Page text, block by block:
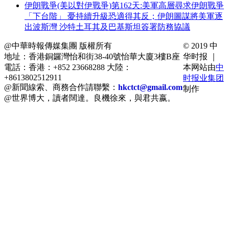
伊朗戰爭(美以對伊戰爭)第162天:美軍高層尋求伊朗戰爭
「下台階」 憂持續升級恐適得其反；伊朗圖謀將美軍逐
出波斯灣 沙特土耳其及巴基斯坦簽署防務協議
@中華時報傳媒集團 版權所有
地址：香港銅鑼灣怡和街38-40號怡華大廈3樓B座
電話：香港：+852 23668288 大陸：
+8613802512911
@新聞線索、商務合作請聯繫： hkctct@gmail.com
@世界博大，讀者闊達。良機徐來，與君共嬴。
© 2019 中
华时报 ｜
本网站由中
时报业集团
制作